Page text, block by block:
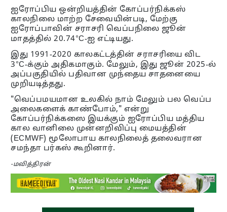
ஐரோப்பிய ஒன்றியத்தின் கோப்பர்நிக்கஸ்
காலநிலை மாற்ற சேவையின்படி, மேற்கு
ஐரோப்பாவின் சராசரி வெப்பநிலை ஜூன்
மாதத்தில் 20.74°C-ஐ எட்டியது.
இது 1991-2020 காலகட்டத்தின் சராசரியை விட
3°C-க்கும் அதிகமாகும். மேலும், இது ஜூன் 2025-ல்
அப்பகுதியில் பதிவான முந்தைய சாதனையை
முறியடித்தது.
"வெப்பமயமான உலகில் நாம் மேலும் பல வெப்ப
அலைகளைக் காண்போம்," என்று
கோப்பர்நிக்கஸை இயக்கும் ஐரோப்பிய மத்திய
கால வானிலை முன்னறிவிப்பு மையத்தின்
(ECMWF) மூலோபாய காலநிலைத் தலைவரான
சமந்தா பர்கஸ் கூறினார்.
-மவித்திரன்